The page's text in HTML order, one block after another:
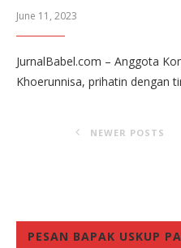
June 11, 2023
JurnalBabel.com – Anggota
Khoerunnisa, prihatin dengan
NEWER POSTS
PESAN BAPAK USKUP